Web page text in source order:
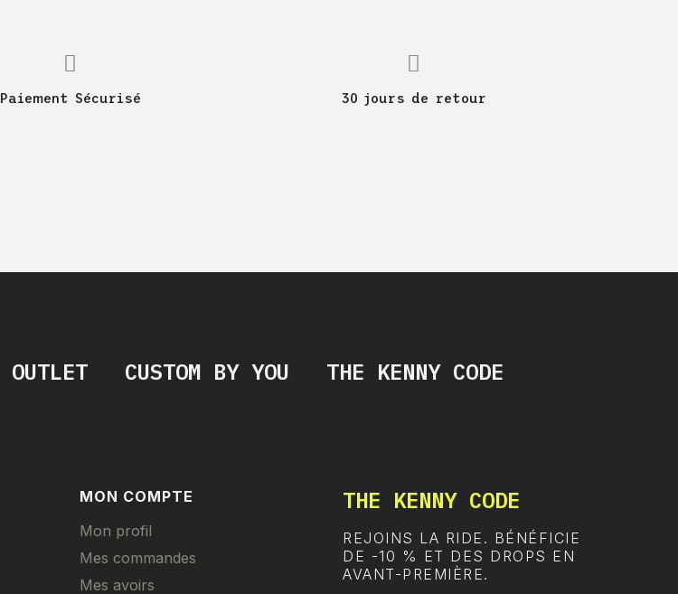
Paiement Sécurisé 30 jours de retour
OUTLET CUSTOM BY YOU THE KENNY CODE
MON COMPTE
Mon profil
Mes commandes
Mes avoirs
THE KENNY CODE
REJOINS LA RIDE. BÉNÉFICIE
DE -10 % ET DES DROPS EN
AVANT-PREMIÈRE.